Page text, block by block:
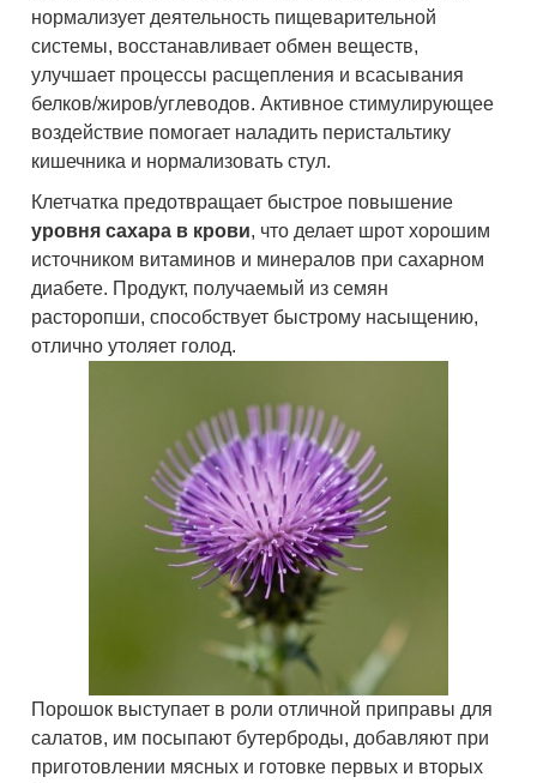
нормализует деятельность пищеварительной
системы, восстанавливает обмен веществ,
улучшает процессы расщепления и всасывания
белков/жиров/углеводов. Активное стимулирующее
воздействие помогает наладить перистальтику
кишечника и нормализовать стул.
Клетчатка предотвращает быстрое повышение
уровня сахара в крови, что делает шрот хорошим
источником витаминов и минералов при сахарном
диабете. Продукт, получаемый из семян
расторопши, способствует быстрому насыщению,
отлично утоляет голод.
Порошок выступает в роли отличной приправы для
салатов, им посыпают бутерброды, добавляют при
приготовлении мясных и готовке первых и вторых